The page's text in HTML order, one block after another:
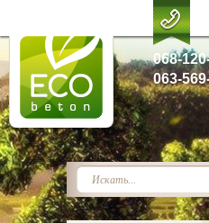
068-
063-